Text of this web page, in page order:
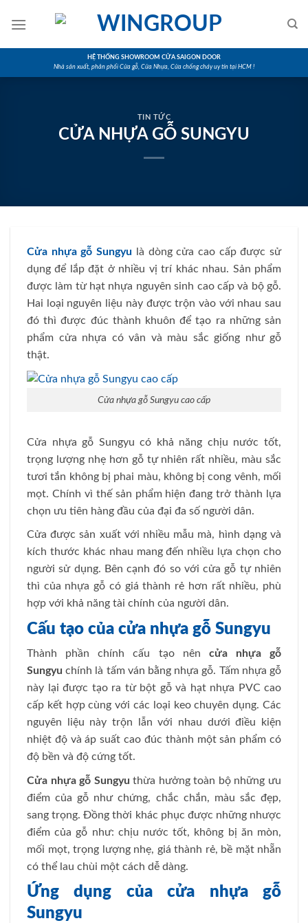
HỆ THỐNG SHOWROOM CỬA SAIGON DOOR
Nhà sản xuất, phân phối Cửa gỗ, Cửa Nhựa, Cửa chống cháy uy tín tại HCM !
TIN TỨC
CỬA NHỰA GỖ SUNGYU
Cửa nhựa gỗ Sungyu
là dòng cửa cao cấp được sử
dụng để lắp đặt ở nhiều vị trí khác nhau. Sản phẩm
được làm từ hạt nhựa nguyên sinh cao cấp và bộ gỗ.
Hai loại nguyên liệu này được trộn vào với nhau sau
đó thì được đúc thành khuôn để tạo ra những sản
phẩm cửa nhựa có vân và màu sắc giống như gỗ
thật.
Cửa nhựa gỗ Sungyu cao cấp
Cửa nhựa gỗ Sungyu có khả năng chịu nước tốt,
trọng lượng nhẹ hơn gỗ tự nhiên rất nhiều, màu sắc
tươi tắn không bị phai màu, không bị cong vênh, mối
mọt. Chính vì thế sản phẩm hiện đang trở thành lựa
chọn ưu tiên hàng đầu của đại đa số người dân.
Cửa được sản xuất với nhiều mẫu mà, hình dạng và
kích thước khác nhau mang đến nhiều lựa chọn cho
người sử dụng. Bên cạnh đó so với cửa gỗ tự nhiên
thì của nhựa gỗ có giá thành rẻ hơn rất nhiều, phù
hợp với khả năng tài chính của người dân.
Cấu tạo của cửa nhựa gỗ Sungyu
Thành phần chính cấu tạo nên cửa nhựa gỗ
Sungyu chính là tấm ván bằng nhựa gỗ. Tấm nhựa gỗ
này lại được tạo ra từ bột gỗ và hạt nhựa PVC cao
cấp kết hợp cùng với các loại keo chuyên dụng. Các
nguyên liệu này trộn lẫn với nhau dưới điều kiện
nhiệt độ và áp suất cao đúc thành một sản phẩm có
độ bền và độ cứng tốt.
Cửa nhựa gỗ Sungyu thừa hưởng toàn bộ những ưu
điểm của gỗ như chứng, chắc chắn, màu sắc đẹp,
sang trọng. Đồng thời khác phục được những nhược
điểm của gỗ như: chịu nước tốt, không bị ăn mòn,
mối mọt, trọng lượng nhẹ, giá thành rẻ, bề mặt nhẵn
có thể lau chùi một cách dễ dàng.
Ứng dụng của cửa nhựa gỗ
Sungyu